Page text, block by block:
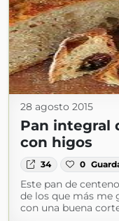
28 agosto 2015
Pan integral
con higos
34 0
Este pan de
de los que más me
con una buena